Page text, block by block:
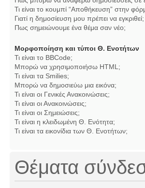
Τι είναι το κουμπί “Αποθήκευση” στην
Γιατί η δημοσίευση μου πρέπει να εγκριθεί;
Πως σημειώνουμε ένα θέμα σαν νέο;
Μορφοποίηση και τύποι Θ. Ενοτήτων
Τι είναι το BBCode;
Μπορώ να χρησιμοποιήσω HTML;
Τι είναι τα Smilies;
Μπορώ να δημοσιεύω μια εικόνα;
Τι είναι οι Γενικές Ανακοινώσεις;
Τι είναι οι Ανακοινώσεις;
Τι είναι οι Σημειώσεις;
Τι είναι η κλειδωμένη Θ. Ενότητα;
Τι είναι τα εικονίδια των Θ. Ενοτήτων;
Θέματα